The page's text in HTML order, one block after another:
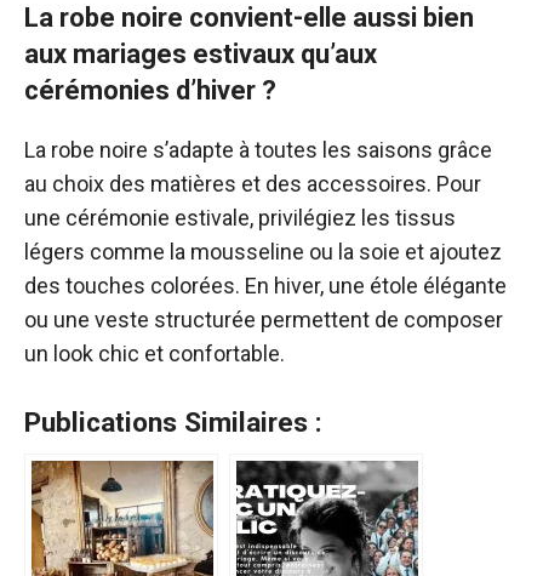
La robe noire convient-elle aussi bien
aux mariages estivaux qu’aux
cérémonies d’hiver ?
La robe noire s’adapte à toutes les saisons grâce
au choix des matières et des accessoires. Pour
une cérémonie estivale, privilégiez les tissus
légers comme la mousseline ou la soie et ajoutez
des touches colorées. En hiver, une étole élégante
ou une veste structurée permettent de composer
un look chic et confortable.
Publications Similaires :